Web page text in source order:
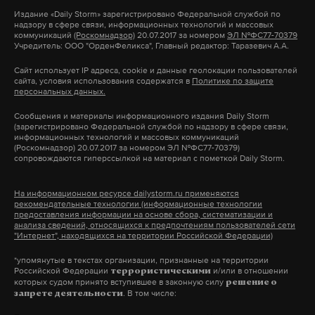
Напомним, ранее Трамп заявил, что дал
оружия «на равных» с другими странами,
программы.
График Путина
Президент России Владимир Путин проведет
очное оперативное совещание с постоянными
членами Совета безопасности в среду, отметил
обсудит ключевые вопросы.
пожаре выжил мужчина — предположительно,
отец семейства. Также выжила старшая дочь.
Ситуация находится на контроле губернатора
ХМАО-Югры Руслана Кухарука.
Подпишитесь на Daily Storm вMAX . Он
работает там, где тормозит интернет.
А еще мы есть вTelegram,Дзени VK.
Макс Telegram
Дзен VK
#дача #дом #пожар
Издание «Daily Storm» зарегистрировано Федеральной службой по
надзору в сфере связи, информационных технологий и массовых
коммуникаций (Роскомнадзор) 20.07.2017 за номером ЭЛ №ФС77-70379
Учредитель: ООО "ОрденФеликса", Главный редактор: Таразевич А.А.
Сайт использует IP адреса, cookie и данные геолокации пользователей
сайта, условия использования содержатся в Политике по защите
персональных данных.
Сообщения и материалы информационного издания Daily Storm
(зарегистрировано Федеральной службой по надзору в сфере связи,
информационных технологий и массовых коммуникаций
(Роскомнадзор) 20.07.2017 за номером ЭЛ №ФС77-70379)
сопровождаются гиперссылкой на материал с пометкой Daily Storm.
На информационном ресурсе dailystorm.ru применяются
рекомендательные технологии (информационные технологии
предоставления информации на основе сбора, систематизации и
анализа сведений, относящихся к предпочтениям пользователей сети
"Интернет", находящихся на территории Российской Федерации)
*упомянутые в текстах организации, признанные на территории
Российской Федерации террористическими и/или в отношении
которых судом принято вступившее в законную силу решение о
запрете деятельности. В том числе: